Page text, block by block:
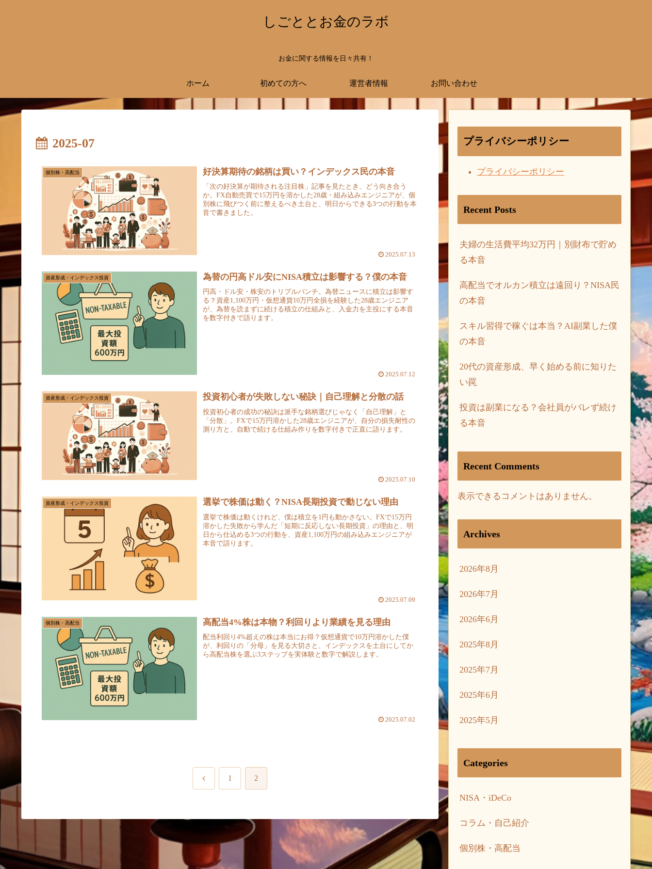
しごととお金のラボ
お金に関する情報を日々共有！
ホーム 初めての方へ 運営者情報 お問い合わせ
2025-07
個別株・高配当 好決算期待の銘柄は買い？インデックス民の本音
「次の好決算が期待される注目株」記事を見たとき、どう向き合う
か。FX自動売買で15万円を溶かした28歳・組み込みエンジニアが、個
別株に飛びつく前に整えるべき土台と、明日からできる3つの行動を本
音で書きました。
2025.07.13
資産形成・インデックス投資 為替の円高ドル安にNISA積立は影響する？僕の本音
円高・ドル安・株安のトリプルパンチ。為替ニュースに積立は影響す
る？資産1,100万円・仮想通貨10万円全損を経験した28歳エンジニア
が、為替を読まずに続ける積立の仕組みと、入金力を主役にする本音
を数字付きで語ります。
2025.07.12
資産形成・インデックス投資 投資初心者が失敗しない秘訣｜自己理解と分散の話
投資初心者の成功の秘訣は派手な銘柄選びじゃなく「自己理解」と
「分散」。FXで15万円溶かした28歳エンジニアが、自分の損失耐性の
測り方と、自動で続ける仕組み作りを数字付きで正直に語ります。
2025.07.10
資産形成・インデックス投資 選挙で株価は動く？NISA長期投資で動じない理由
選挙で株価は動くけれど、僕は積立を1円も動かさない。FXで15万円
溶かした失敗から学んだ「短期に反応しない長期投資」の理由と、明
日から仕込める3つの行動を、資産1,100万円の組み込みエンジニアが
本音で語ります。
2025.07.09
個別株・高配当 高配当4%株は本物？利回りより業績を見る理由
配当利回り4%超えの株は本当にお得？仮想通貨で10万円溶かした僕
が、利回りの「分母」を見る大切さと、インデックスを土台にしてか
ら高配当株を選ぶ3ステップを実体験と数字で解説します。
2025.07.02
前 1 2
プライバシーポリシー
プライバシーポリシー
Recent Posts
夫婦の生活費平均32万円｜別財布で貯め
る本音
高配当でオルカン積立は遠回り？NISA民
の本音
スキル習得で稼ぐは本当？AI副業した僕
の本音
20代の資産形成、早く始める前に知りた
い罠
投資は副業になる？会社員がバレず続け
る本音
Recent Comments
表示できるコメントはありません。
Archives
2026年8月
2026年7月
2026年6月
2025年8月
2025年7月
2025年6月
2025年5月
Categories
NISA・iDeCo
コラム・自己紹介
個別株・高配当